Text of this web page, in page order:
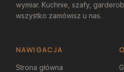
wymiar. Kuchnie, szafy,
wszystko zamówisz u nas.
NAWIGACJA
Strona główna